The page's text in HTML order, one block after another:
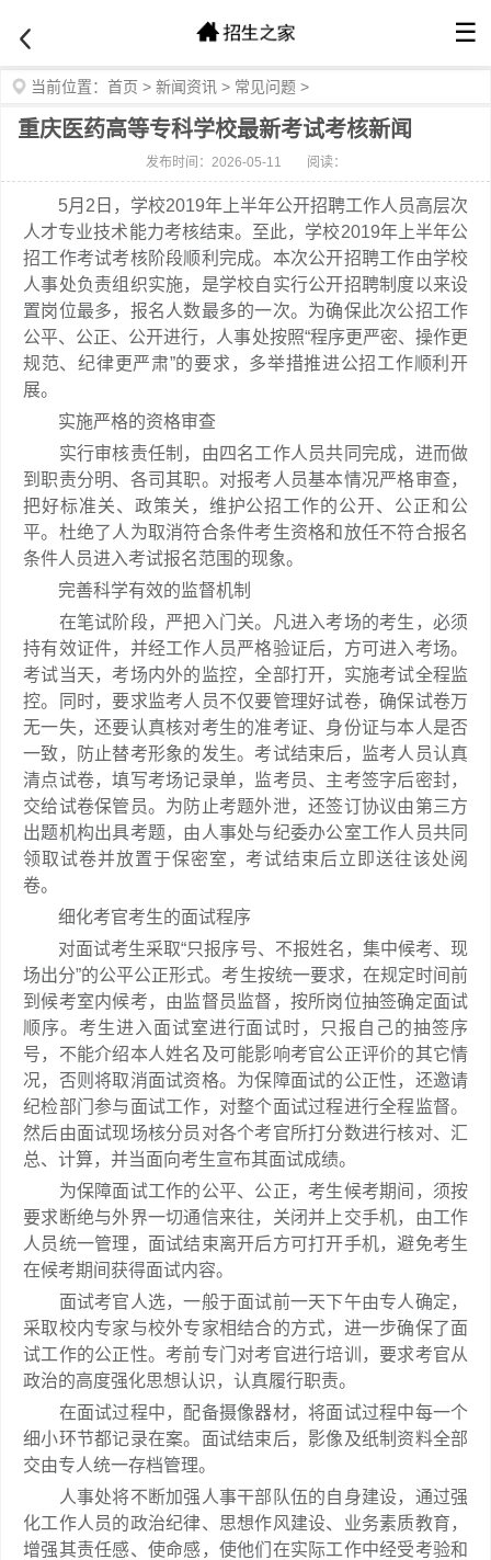
☰
当前位置： 首页 > 新闻资讯 > 常见问题 >
重庆医药高等专科学校最新考试考核新闻
发布时间：2026-05-11 阅读：
5月2日，学校2019年上半年公开招聘工作人员高层次
人才专业技术能力考核结束。至此，学校2019年上半年公
招工作考试考核阶段顺利完成。本次公开招聘工作由学校
人事处负责组织实施，是学校自实行公开招聘制度以来设
置岗位最多，报名人数最多的一次。为确保此次公招工作
公平、公正、公开进行，人事处按照“程序更严密、操作更
规范、纪律更严肃”的要求，多举措推进公招工作顺利开
展。
实施严格的资格审查
实行审核责任制，由四名工作人员共同完成，进而做
到职责分明、各司其职。对报考人员基本情况严格审查，
把好标准关、政策关，维护公招工作的公开、公正和公
平。杜绝了人为取消符合条件考生资格和放任不符合报名
条件人员进入考试报名范围的现象。
完善科学有效的监督机制
在笔试阶段，严把入门关。凡进入考场的考生，必须
持有效证件，并经工作人员严格验证后，方可进入考场。
考试当天，考场内外的监控，全部打开，实施考试全程监
控。同时，要求监考人员不仅要管理好试卷，确保试卷万
无一失，还要认真核对考生的准考证、身份证与本人是否
一致，防止替考形象的发生。考试结束后，监考人员认真
清点试卷，填写考场记录单，监考员、主考签字后密封，
交给试卷保管员。为防止考题外泄，还签订协议由第三方
出题机构出具考题，由人事处与纪委办公室工作人员共同
领取试卷并放置于保密室，考试结束后立即送往该处阅
卷。
细化考官考生的面试程序
对面试考生采取“只报序号、不报姓名，集中候考、现
场出分”的公平公正形式。考生按统一要求，在规定时间前
到候考室内候考，由监督员监督，按所岗位抽签确定面试
顺序。考生进入面试室进行面试时，只报自己的抽签序
号，不能介绍本人姓名及可能影响考官公正评价的其它情
况，否则将取消面试资格。为保障面试的公正性，还邀请
纪检部门参与面试工作，对整个面试过程进行全程监督。
然后由面试现场核分员对各个考官所打分数进行核对、汇
总、计算，并当面向考生宣布其面试成绩。
为保障面试工作的公平、公正，考生候考期间，须按
要求断绝与外界一切通信来往，关闭并上交手机，由工作
人员统一管理，面试结束离开后方可打开手机，避免考生
在候考期间获得面试内容。
面试考官人选，一般于面试前一天下午由专人确定，
采取校内专家与校外专家相结合的方式，进一步确保了面
试工作的公正性。考前专门对考官进行培训，要求考官从
政治的高度强化思想认识，认真履行职责。
在面试过程中，配备摄像器材，将面试过程中每一个
细小环节都记录在案。面试结束后，影像及纸制资料全部
交由专人统一存档管理。
人事处将不断加强人事干部队伍的自身建设，通过强
化工作人员的政治纪律、思想作风建设、业务素质教育，
增强其责任感、使命感，使他们在实际工作中经受考验和